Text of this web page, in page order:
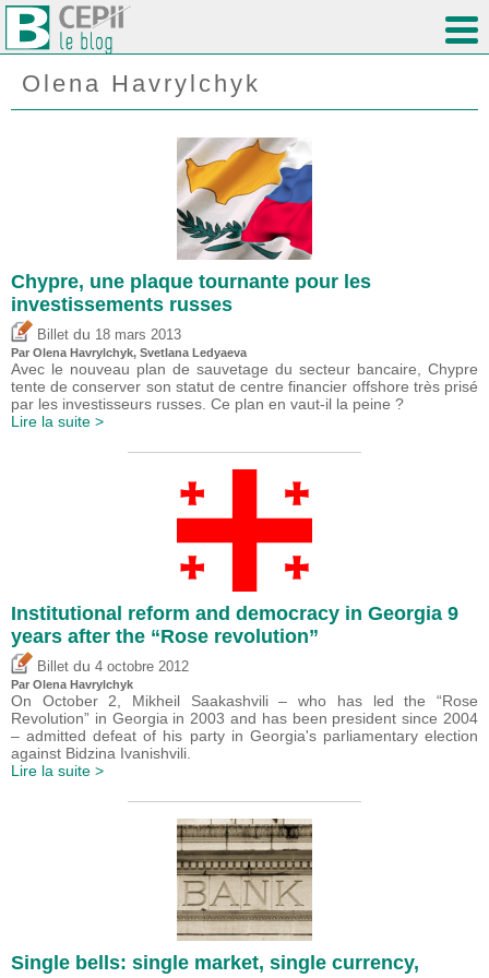
Olena Havrylchyk
Chypre, une plaque tournante pour les
investissements russes
Billet du 18 mars 2013
Par Olena Havrylchyk, Svetlana Ledyaeva
Avec le nouveau plan de sauvetage du secteur bancaire, Chypre
tente de conserver son statut de centre financier offshore très prisé
par les investisseurs russes. Ce plan en vaut-il la peine ?
Lire la suite >
Institutional reform and democracy in Georgia 9
years after the “Rose revolution”
Billet du 4 octobre 2012
Par Olena Havrylchyk
On October 2, Mikheil Saakashvili – who has led the “Rose
Revolution” in Georgia in 2003 and has been president since 2004
– admitted defeat of his party in Georgia's parliamentary election
against Bidzina Ivanishvili.
Lire la suite >
Single bells: single market, single currency,